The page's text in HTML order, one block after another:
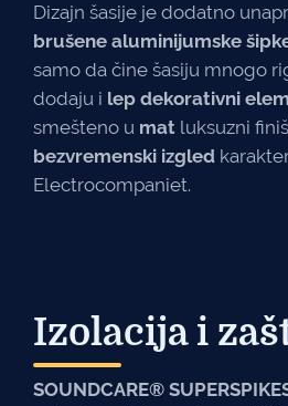
Dizajn šasije je dodatno
brušene aluminijumske
samo da čine šasiju mnogo
dodaju i lep dekorativni
smešteno u mat luksuzni
bezvremenski izgled
Electrocompaniet.
Izolacija i
SOUNDCARE®